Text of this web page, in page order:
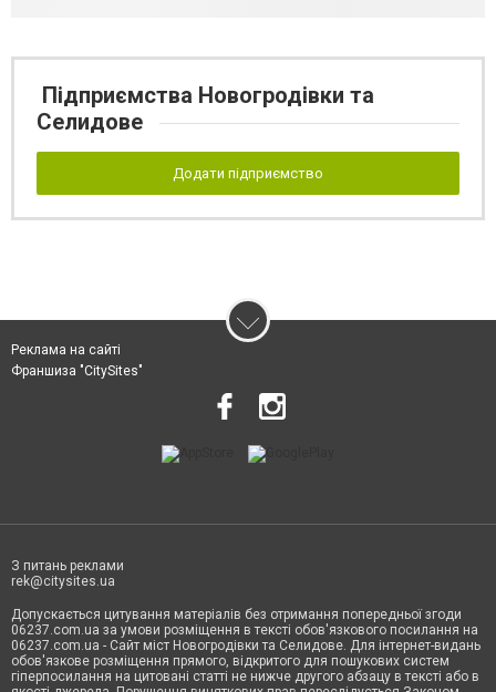
Підприємства Новогродівки та
Селидове
Додати підприємство
Реклама на сайті
Франшиза "CitySites"
З питань реклами
rek@citysites.ua
Допускається цитування матеріалів без отримання попередньої згоди
06237.com.ua за умови розміщення в тексті обов'язкового посилання на
06237.com.ua - Сайт міст Новогродівки та Селидове. Для інтернет-видань
обов'язкове розміщення прямого, відкритого для пошукових систем
гіперпосилання на цитовані статті не нижче другого абзацу в тексті або в